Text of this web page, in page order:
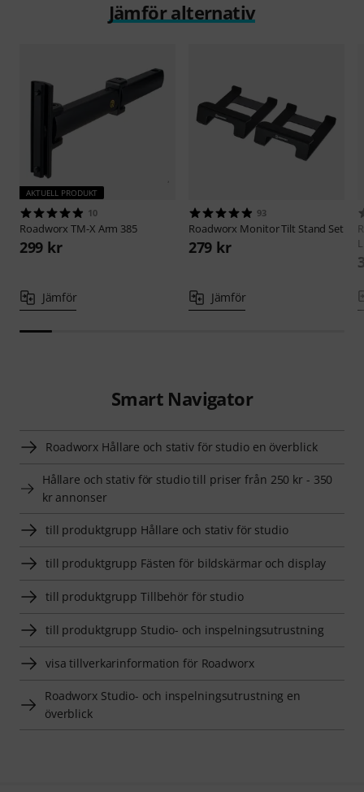
Jämför alternativ
AKTUELL PRODUKT
10
RoadworxTM-X Arm 385
299 kr
Jämför
93
Roadworx Monitor Tilt Stand Set
279 kr
Jämför
L
Smart Navigator
Roadworx Hållare och stativ för studio en överblick
Hållare och stativ för studio till priser från 250 kr - 350
kr annonser
till produktgrupp Hållare och stativ för studio
till produktgrupp Fästen för bildskärmar och display
till produktgrupp Tillbehör för studio
till produktgrupp Studio- och inspelningsutrustning
visa tillverkarinformation för Roadworx
Roadworx Studio- och inspelningsutrustning en
överblick